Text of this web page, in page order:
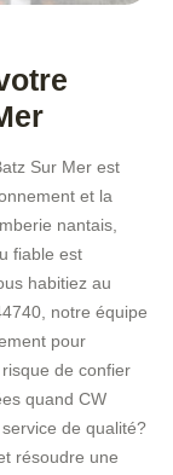
Sur Mer est
et la
nantais,
fiable est
habitiez au
notre équipe
pour
de confier
quand CW
de qualité?
résoudre une